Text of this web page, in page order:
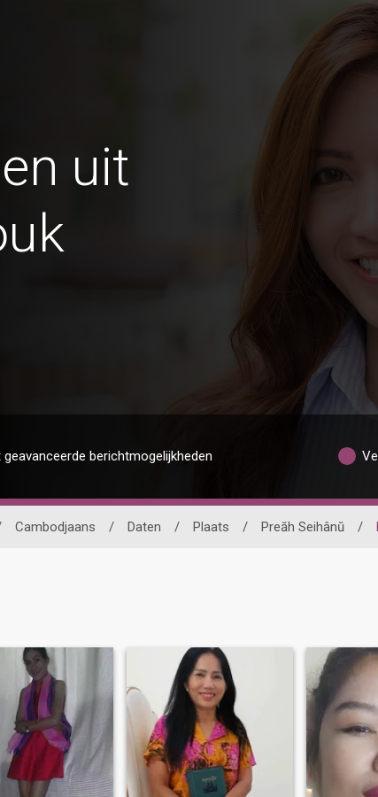
uit
berichtmogelijkheden
Cambodjaans / Daten / Plaats / Preăh Seihânŭ /